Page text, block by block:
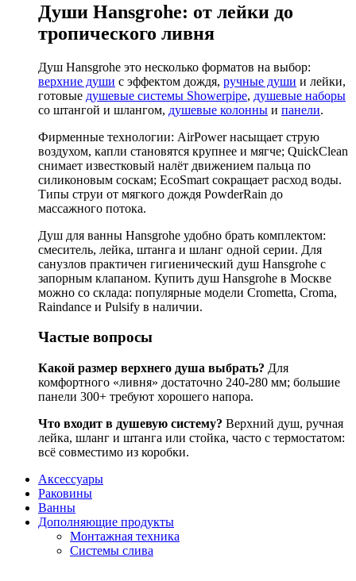
Души Hansgrohe: от лейки до
тропического ливня
Душ Hansgrohe это несколько форматов на выбор:
верхние души с эффектом дождя, ручные души и лейки,
готовые душевые системы Showerpipe, душевые наборы
со штангой и шлангом, душевые колонны и панели.
Фирменные технологии: AirPower насыщает струю
воздухом, капли становятся крупнее и мягче; QuickClean
снимает известковый налёт движением пальца по
силиконовым соскам; EcoSmart сокращает расход воды.
Типы струи от мягкого дождя PowderRain до
массажного потока.
Душ для ванны Hansgrohe удобно брать комплектом:
смеситель, лейка, штанга и шланг одной серии. Для
санузлов практичен гигиенический душ Hansgrohe с
запорным клапаном. Купить душ Hansgrohe в Москве
можно со склада: популярные модели Crometta, Croma,
Raindance и Pulsify в наличии.
Частые вопросы
Какой размер верхнего душа выбрать? Для
комфортного «ливня» достаточно 240-280 мм; большие
панели 300+ требуют хорошего напора.
Что входит в душевую систему? Верхний душ, ручная
лейка, шланг и штанга или стойка, часто с термостатом:
всё совместимо из коробки.
Аксессуары
Раковины
Ванны
Дополняющие продукты
Монтажная техника
Системы слива